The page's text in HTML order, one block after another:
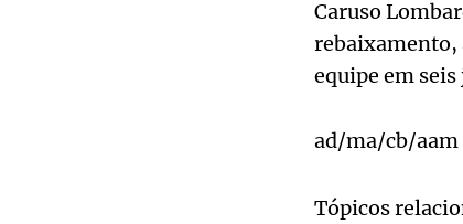
Caruso
rebaixamento,
equipe em
ad/ma/cb/aam
Tópicos